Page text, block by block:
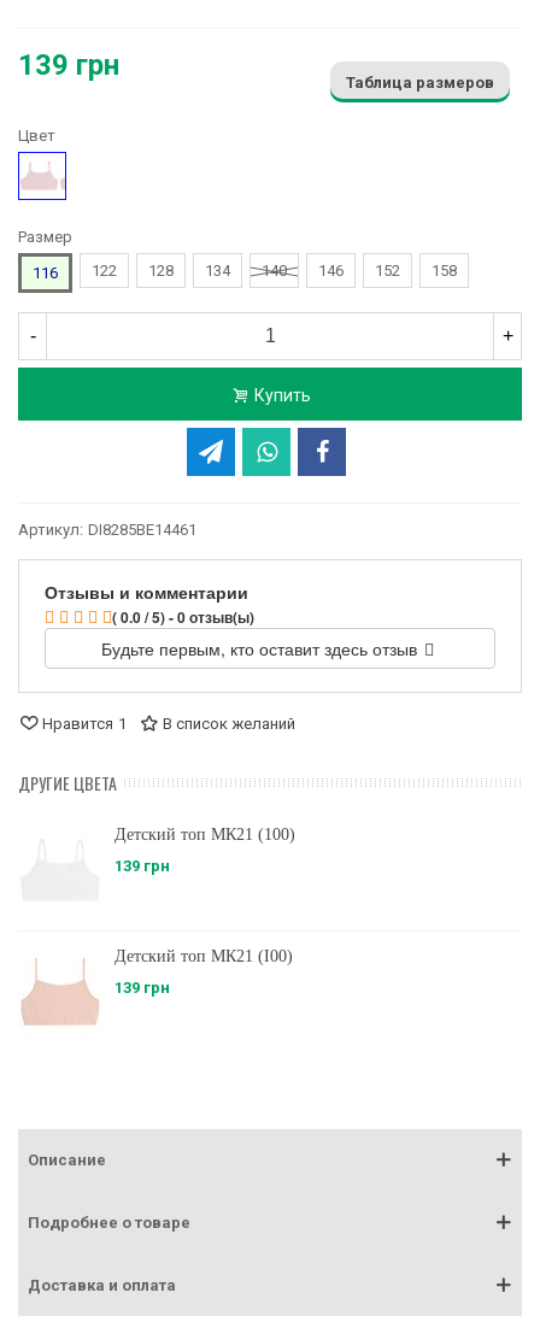
139 грн
Таблица размеров
Цвет
Розовый
Размер
116
122 128 134 140 146 152 158
- +
Купить
Артикул: DI8285BE14461
Отзывы и комментарии
( 0.0 / 5) - 0 отзыв(ы)
Будьте первым, кто оставит здесь отзыв
Нравится 1 В список желаний
ДРУГИЕ ЦВЕТА
Детский топ МК21 (100)
139 грн
Детский топ МК21 (I00)
139 грн
Описание
Подробнее о товаре
Доставка и оплата